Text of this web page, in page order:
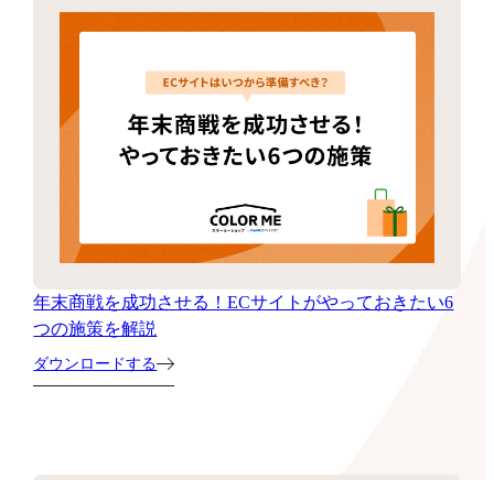
年末商戦を成功させる！ECサイトがやっておきたい6
つの施策を解説
ダウンロードする